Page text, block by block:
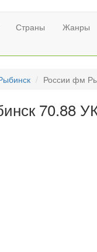
Страны Жанры
России фм
70.88